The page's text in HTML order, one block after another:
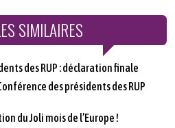
SIMILAIRES
des RUP : déclaration finale
des présidents des RUP
du Joli mois de l’Europe !